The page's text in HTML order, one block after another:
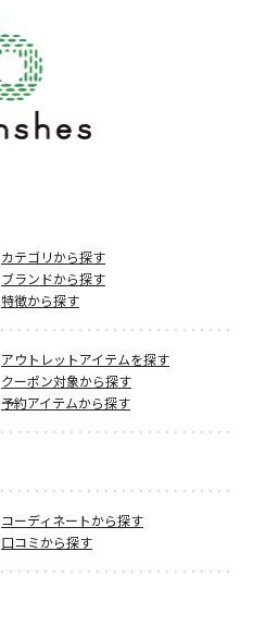
カテゴリから探す
ブランドから探す
特徴から探す
アウトレットアイテムを探す
クーポン対象から探す
予約アイテムから探す
コーディネートから探す
口コミから探す